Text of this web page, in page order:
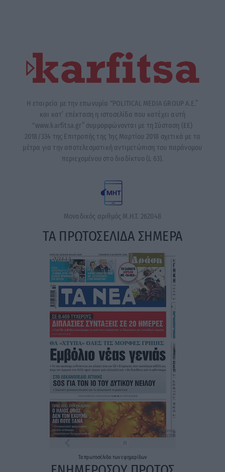
ΤΑ ΠΡΩΤΟΣΕΛΙΔΑ ΣΗΜΕΡΑ
Ταπρωτοσέλιδατωνεφημερίδων
ΕΝΗΜΕΡΩΣΟΥ ΠΡΩΤΟΣ
Εγγραφή στο Newsletter
Ταυτότητα
Επικοινωνία & Διαφήμιση
Όροι Χρήσης – Πολιτική Απορρήτου